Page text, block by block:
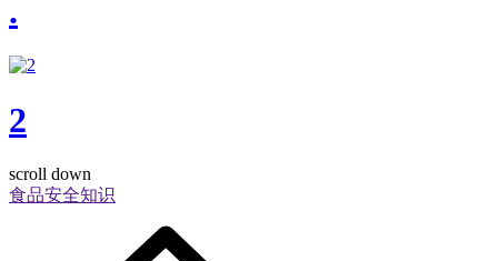
.
2
scroll down
食品安全知识